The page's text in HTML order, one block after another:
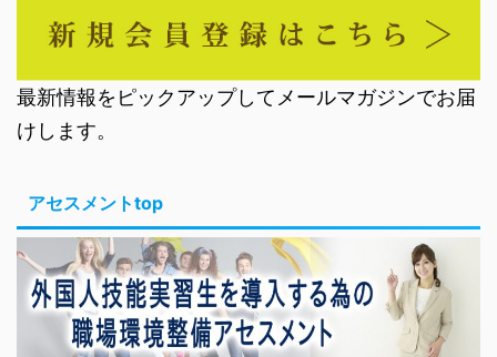
最新情報をピックアップしてメールマガジンでお届
けします。
アセスメントtop